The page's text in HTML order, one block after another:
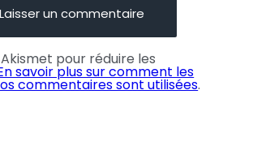
pour réduire les
savoir plus sur comment les
commentaires sont utilisées.